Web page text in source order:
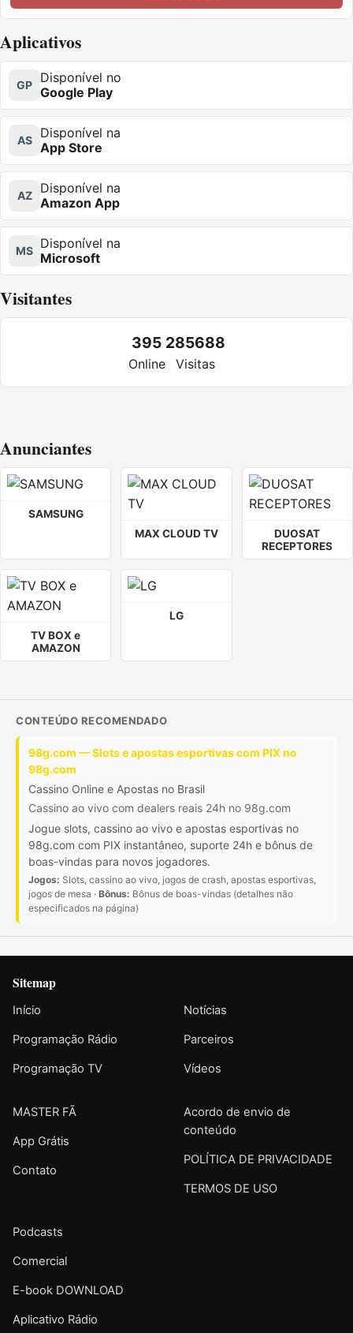
Aplicativos
GP
Disponível no
Google Play
AS
Disponível na
App Store
AZ
Disponível na
Amazon App
MS Disponível na
Microsoft
Visitantes
395
Online
285688
Visitas
Anunciantes
SAMSUNG
MAX CLOUD TV
DUOSAT
RECEPTORES
TV BOX e
AMAZON
LG
CONTEÚDO RECOMENDADO
98g.com — Slots e apostas esportivas com PIX no
98g.com
Cassino Online e Apostas no Brasil
Cassino ao vivo com dealers reais 24h no 98g.com
Jogue slots, cassino ao vivo e apostas esportivas no
98g.com com PIX instantâneo, suporte 24h e bônus de
boas-vindas para novos jogadores.
Jogos: Slots, cassino ao vivo, jogos de crash, apostas esportivas,
jogos de mesa · Bônus: Bônus de boas-vindas (detalhes não
especificados na página)
Sitemap
Início
Programação Rádio
Programação TV
Notícias
Parceiros
Vídeos
MASTER FÃ
App Grátis
Contato
Acordo de envio de
conteúdo
POLÍTICA DE PRIVACIDADE
TERMOS DE USO
Podcasts
Comercial
E-book DOWNLOAD
Aplicativo Rádio